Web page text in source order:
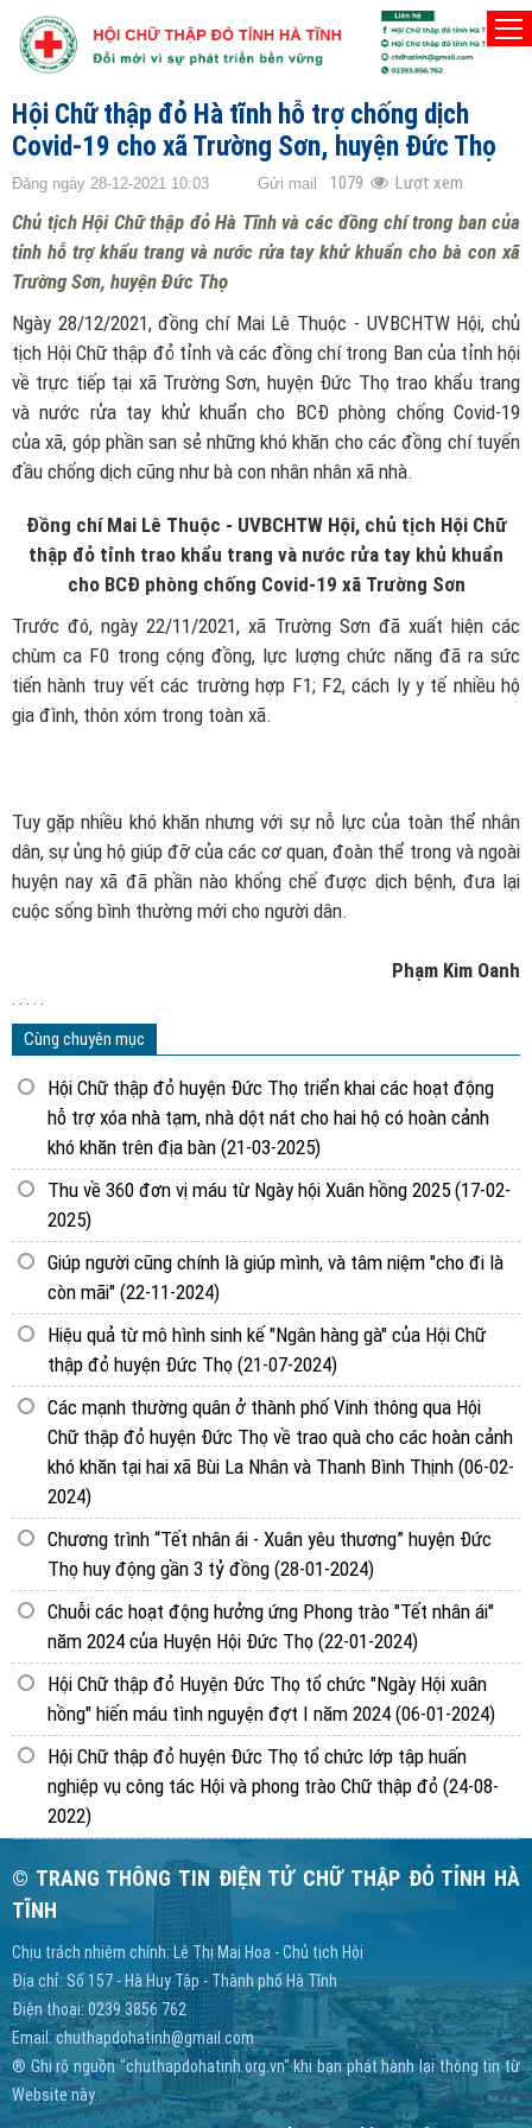
TRANG CHỦ
Hội Chữ thập đỏ Hà tĩnh hỗ trợ chống dịch
Covid-19 cho xã Trường Sơn, huyện Đức Thọ
Đăng ngày 28-12-2021 10:03 Gửi mail 1079 Lượt xem
Chủ tịch Hội Chữ thập đỏ Hà Tĩnh và các đồng chí trong ban của
tỉnh hỗ trợ khẩu trang và nước rửa tay khử khuẩn cho bà con xã
Trường Sơn, huyện Đức Thọ
Ngày 28/12/2021, đồng chí Mai Lê Thuộc - UVBCHTW Hội, chủ
tịch Hội Chữ thập đỏ tỉnh và các đồng chí trong Ban của tỉnh hội
về trực tiếp tại xã Trường Sơn, huyện Đức Thọ trao khẩu trang
và nước rửa tay khử khuẩn cho BCĐ phòng chống Covid-19
của xã, góp phần san sẻ những khó khăn cho các đồng chí tuyến
đầu chống dịch cũng như bà con nhân nhân xã nhà.
Đồng chí Mai Lê Thuộc - UVBCHTW Hội, chủ tịch Hội Chữ
thập đỏ tỉnh trao khẩu trang và nước rửa tay khủ khuẩn
cho BCĐ phòng chống Covid-19 xã Trường Sơn
Trước đó, ngày 22/11/2021, xã Trường Sơn đã xuất hiện các
chùm ca F0 trong cộng đồng, lực lượng chức năng đã ra sức
tiến hành truy vết các trường hợp F1; F2, cách ly y tế nhiều hộ
gia đình, thôn xóm trong toàn xã.
Tuy gặp nhiều khó khăn nhưng với sự nỗ lực của toàn thể nhân
dân, sự ủng hộ giúp đỡ của các cơ quan, đoàn thể trong và ngoài
huyện nay xã đã phần nào khống chế được dịch bệnh, đưa lại
cuộc sống bình thường mới cho người dân.
Phạm Kim Oanh
. . . . .
Cùng chuyên mục
Hội Chữ thập đỏ huyện Đức Thọ triển khai các hoạt động
hỗ trợ xóa nhà tạm, nhà dột nát cho hai hộ có hoàn cảnh
khó khăn trên địa bàn (21-03-2025)
Thu về 360 đơn vị máu từ Ngày hội Xuân hồng 2025 (17-02-
2025)
Giúp người cũng chính là giúp mình, và tâm niệm "cho đi là
còn mãi" (22-11-2024)
Hiệu quả từ mô hình sinh kế "Ngân hàng gà" của Hội Chữ
thập đỏ huyện Đức Thọ (21-07-2024)
Các mạnh thường quân ở thành phố Vinh thông qua Hội
Chữ thập đỏ huyện Đức Thọ về trao quà cho các hoàn cảnh
khó khăn tại hai xã Bùi La Nhân và Thanh Bình Thịnh (06-02-
2024)
Chương trình “Tết nhân ái - Xuân yêu thương” huyện Đức
Thọ huy động gần 3 tỷ đồng (28-01-2024)
Chuỗi các hoạt động hưởng ứng Phong trào "Tết nhân ái"
năm 2024 của Huyện Hội Đức Thọ (22-01-2024)
Hội Chữ thập đỏ Huyện Đức Thọ tổ chức "Ngày Hội xuân
hồng" hiến máu tình nguyện đợt I năm 2024 (06-01-2024)
Hội Chữ thập đỏ huyện Đức Thọ tổ chức lớp tập huấn
nghiệp vụ công tác Hội và phong trào Chữ thập đỏ (24-08-
2022)
© TRANG THÔNG TIN ĐIỆN TỬ CHỮ THẬP ĐỎ TỈNH HÀ
TĨNH
Chịu trách nhiệm chính: Lê Thị Mai Hoa - Chủ tịch Hội
Địa chỉ: Số 157 - Hà Huy Tập - Thành phố Hà Tĩnh
Điện thoại: 0239 3856 762
Email:chuthapdohatinh@gmail.com
® Ghi rõ nguồn "chuthapdohatinh.org.vn" khi bạn phát hành lại thông tin từ
Website này.